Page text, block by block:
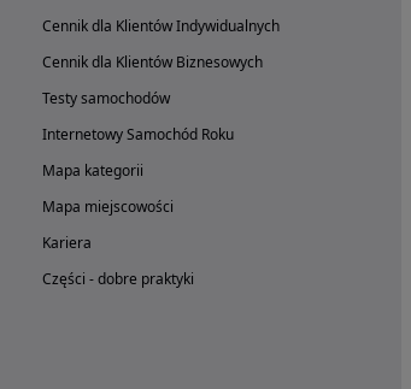
Cennik dla Klientów Indywidualnych
Cennik dla Klientów Biznesowych
Testy samochodów
Internetowy Samochód Roku
Mapa kategorii
Mapa miejscowości
Kariera
Części - dobre praktyki